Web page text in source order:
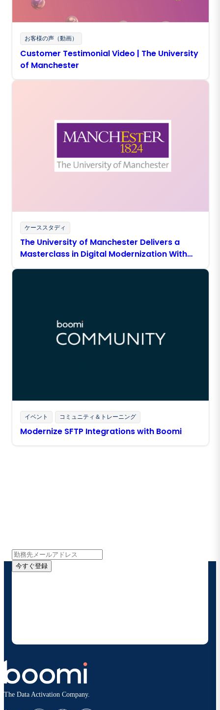
お客様の声（動画）
Customer Testimonial Video | The University
of Manchester
ケーススタディ
The University of Manchester Delivers a
Masterclass in Digital Modernization With
Boomi
イベント コミュニティ＆トレーニング
Modernize SFTP Integrations with Boomi
今すぐ登録
The Data Activation Company.